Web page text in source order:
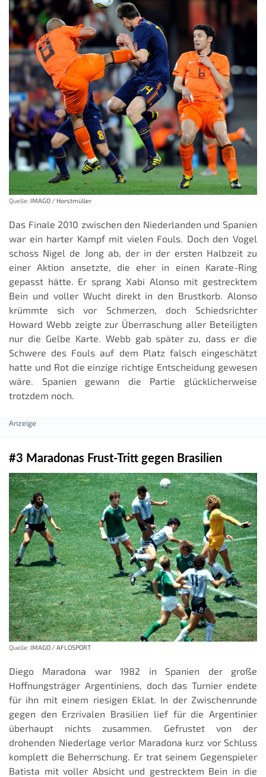
Quelle: IMAGO / Horstmüller
Das Finale 2010 zwischen den Niederlanden und Spanien
war ein harter Kampf mit vielen Fouls. Doch den Vogel
schoss Nigel de Jong ab, der in der ersten Halbzeit zu
einer Aktion ansetzte, die eher in einen Karate-Ring
gepasst hätte. Er sprang Xabi Alonso mit gestrecktem
Bein und voller Wucht direkt in den Brustkorb. Alonso
krümmte sich vor Schmerzen, doch Schiedsrichter
Howard Webb zeigte zur Überraschung aller Beteiligten
nur die Gelbe Karte. Webb gab später zu, dass er die
Schwere des Fouls auf dem Platz falsch eingeschätzt
hatte und Rot die einzige richtige Entscheidung gewesen
wäre. Spanien gewann die Partie glücklicherweise
trotzdem noch.
#3 Maradonas Frust-Tritt gegen Brasilien
Quelle: IMAGO / AFLOSPORT
Diego Maradona war 1982 in Spanien der große
Hoffnungsträger Argentiniens, doch das Turnier endete
für ihn mit einem riesigen Eklat. In der Zwischenrunde
gegen den Erzrivalen Brasilien lief für die Argentinier
überhaupt nichts zusammen. Gefrustet von der
drohenden Niederlage verlor Maradona kurz vor Schluss
komplett die Beherrschung. Er trat seinem Gegenspieler
Batista mit voller Absicht und gestrecktem Bein in die